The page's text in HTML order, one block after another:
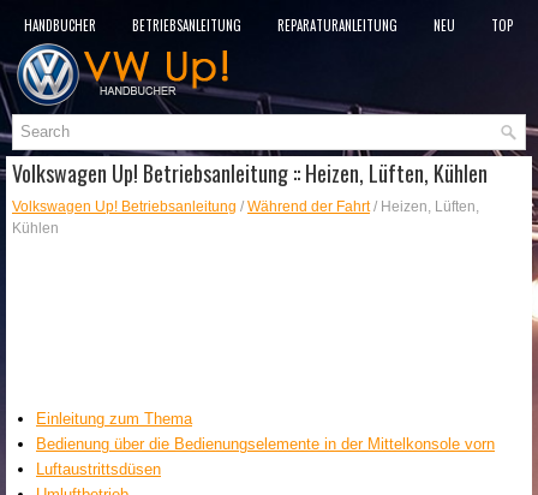
HANDBÜCHER BETRIEBSANLEITUNG REPARATURANLEITUNG NEU
TOP
SITEMAP
Volkswagen Up! Betriebsanleitung :: Heizen, Lüften, Kühlen
Volkswagen Up! Betriebsanleitung / Während der Fahrt/ Heizen, Lüften,
Kühlen
Einleitung zum Thema
Bedienung über die Bedienungselemente in der Mittelkonsole vorn
Luftaustrittsdüsen